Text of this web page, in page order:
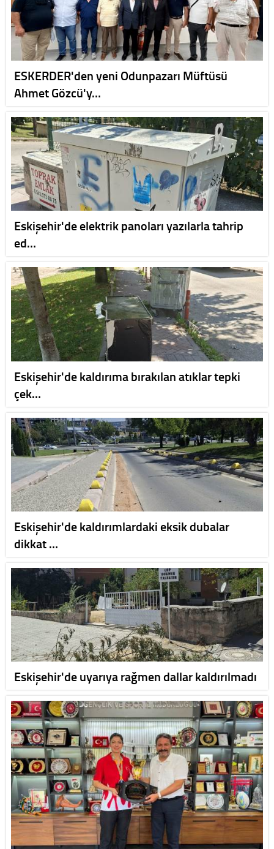
ESKERDER'den yeni Odunpazarı Müftüsü
Ahmet Gözcü'y…
Eskişehir'de elektrik panoları yazılarla tahrip
ed…
Eskişehir'de kaldırıma bırakılan atıklar tepki
çek…
Eskişehir'de kaldırımlardaki eksik dubalar
dikkat …
Eskişehir'de uyarıya rağmen dallar kaldırılmadı